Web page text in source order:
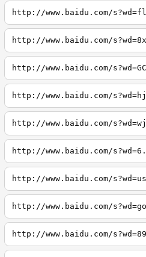
http://www.baidu.com/
http://www.baidu.com/
http://www.baidu.com/
http://www.baidu.com/
http://www.baidu.com/
http://www.baidu.com/
http://www.baidu.com/
http://www.baidu.com/
http://www.baidu.com/